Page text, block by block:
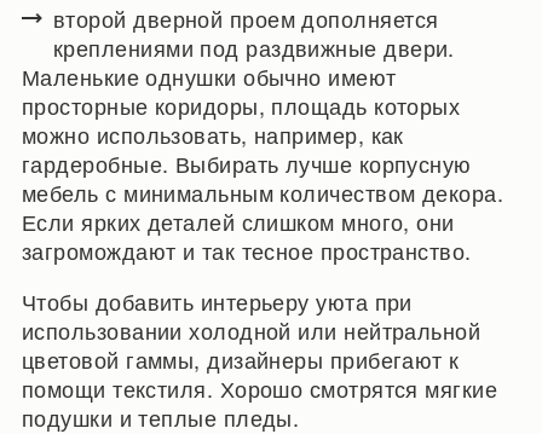
второй дверной проем дополняется
креплениями под раздвижные двери.
Маленькие однушки обычно имеют
просторные коридоры, площадь которых
можно использовать, например, как
гардеробные. Выбирать лучше корпусную
мебель с минимальным количеством декора.
Если ярких деталей слишком много, они
загромождают и так тесное пространство.
Чтобы добавить интерьеру уюта при
использовании холодной или нейтральной
цветовой гаммы, дизайнеры прибегают к
помощи текстиля. Хорошо смотрятся мягкие
подушки и теплые пледы.